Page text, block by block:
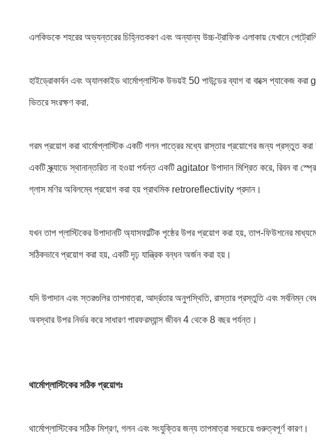
এলকিডকে শহরের অভ্যন্তরের চিহ্নিতকরণ এবং অন্যান্য উচ্চ-ট্রাফিক এলাকায় যেখানে
হাইড্রোকার্বন এবং অ্যালকাইড থার্মোপ্লাস্টিক উভয়ই 50 পাউন্ডের ব্যাগ বা বাক্সে প্যাকেজ
ভিতরে সংরক্ষণ করা.
গরম প্রয়োগ করা থার্মোপ্লাস্টিক একটি গলন পাত্রের মধ্যে রাস্তার প্রয়োগের জন্য প্রস্তুত করা
একটি স্ক্র্যাডে স্থানান্তরিত না হওয়া পর্যন্ত একটি agitator উপাদান মিশ্রিত করে, রিবন বা
গ্লাস মণির অবিলম্বে প্রয়োগ করা হয় প্রাথমিক retroreflectivity প্রদান।
যখন তাপ প্লাস্টিকের উপাদানটি অ্যাসফাল্টিক পৃষ্ঠের উপর প্রয়োগ করা হয়, তাপ-ফিউশনের
সঠিকভাবে প্রয়োগ করা হয়, একটি দৃঢ় যান্ত্রিক বন্ধন অর্জন করা হয়।
যদি উপাদান এবং স্তরগুলির তাপমাত্রা, আর্দ্রতার অনুপস্থিতি, রাস্তার প্রস্তুতি এবং সর্বনিম্ন
অবস্থার উপর নির্ভর করে সাধারণ পারফরম্যান্স জীবন 4 থেকে 8 বছর পর্যন্ত।
থার্মোপ্লাস্টিকের সঠিক প্রয়োগঃ
থার্মোপ্লাস্টিকের সঠিক মিশ্রণ, গলন এবং সংযুক্তির জন্য তাপমাত্রা সবচেয়ে গুরুত্বপূর্ণ কারণ।